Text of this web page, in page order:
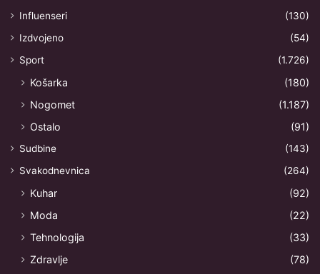
Influenseri
(130)
Izdvojeno
(54)
Sport
(1.726)
Košarka
(180)
Nogomet
(1.187)
Ostalo
(91)
Sudbine
(143)
Svakodnevnica
(264)
Kuhar
(92)
Moda
(22)
Tehnologija
(33)
Zdravlje
(78)